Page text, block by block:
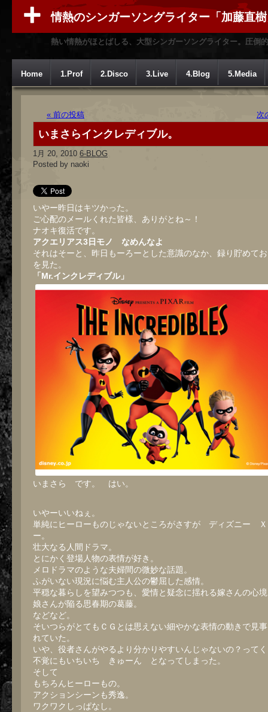
情熱のシンガーソングライター「加藤直
熱い情熱がほとばしる、大型シンガーソングライター。圧倒
Home 1.Prof 2.Disco 3.Live 4.Blog 5.Media
« 前の投稿 次
いまさらインクレディブル。
1月 20, 2010 6-BLOG
Posted by naoki
いやー昨日はキツかった。
ご心配のメールくれた皆様、ありがとね～！
ナオキ復活です。
アクエリアス3日モノ なめんなよ
それはそーと、昨日もーろーとした意識のなか、録り貯めて
を見た。
「Mr.インクレディブル」
いまさら です。 はい。
いやーいいねぇ。
単純にヒーローものじゃないところがさすが ディズニー
ー。
壮大なる人間ドラマ。
とにかく登場人物の表情が好き。
メロドラマのような夫婦間の微妙な話題。
ふがいない現況に悩む主人公の鬱屈した感情。
平穏な暮らしを望みつつも、愛情と疑念に揺れる嫁さんの心
娘さんが陥る思春期の葛藤。
などなど。
そいつらがとてもＣＧとは思えない細やかな表情の動きで見
れていた。
いや、役者さんがやるより分かりやすいんじゃないの？って
不覚にもいちいち きゅーん となってしまった。
そして
もちろんヒーローもの。
アクションシーンも秀逸。
ワクワクしっぱなし。